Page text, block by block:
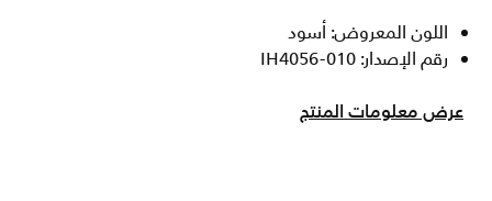
اللون المعروض: أسود
رقم الإصدار: IH4056-010
عرض معلومات المنتج